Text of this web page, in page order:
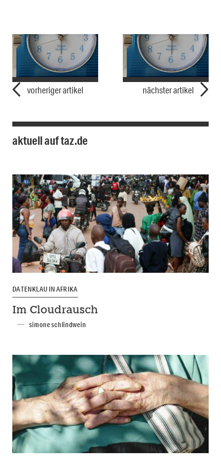
vorheriger artikel nächster artikel
aktuell auf taz.de
DATENKLAU IN AFRIKA
Im Cloudrausch
simone schlindwein